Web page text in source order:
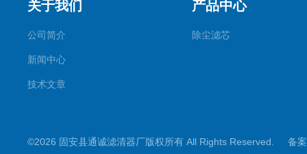
关于我们
公司简介
新闻中心
技术文章
产品中心
除尘滤芯
©2026 固安县通诚滤清器厂版权所有 All Rights Reserved. 备